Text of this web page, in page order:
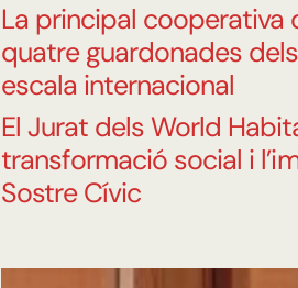
La principal cooperativa
quatre guardonades
escala internacional
El Jurat dels World
transformació social i
Sostre Cívic